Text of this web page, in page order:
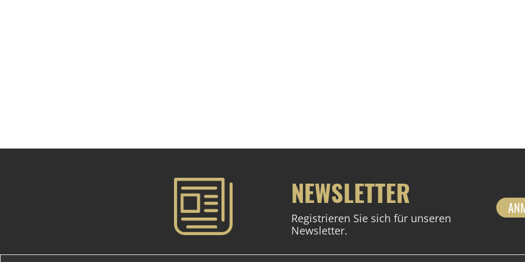
NEWSLETTER
Registrieren Sie sich für unseren
Newsletter.